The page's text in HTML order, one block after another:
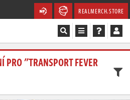
REALMERCH.STORE
PRO "TRANSPORT FEVER